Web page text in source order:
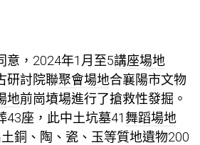
意，2024年1月至5講座場地
研討院聯聚會場地合襄陽市文物
地前崗墳場進行了搶救性發掘。
43座，此中土坑墓41 舞蹈場地
銅、陶、瓷、玉等質地遺物200